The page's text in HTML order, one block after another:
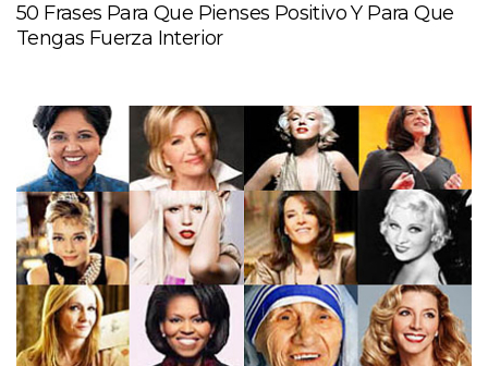
50 Frases Para Que Pienses Positivo Y Para Que
Tengas Fuerza Interior